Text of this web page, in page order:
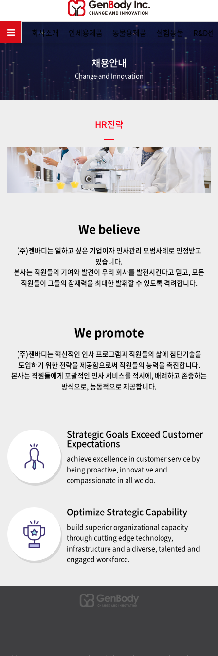
메인
회사소개 인체용제품 동물용제품 실험동물 R&D센
채용안내
Change and Innovation
HR전략
We believe
(주)젠바디는 일하고 싶은 기업이자 인사관리 모범사례로 인정받고
있습니다.
본사는 직원들의 기여와 발견이 우리 회사를 발전시킨다고 믿고, 모든
직원들이 그들의 잠재력을 최대한 발휘할 수 있도록 격려합니다.
We promote
(주)젠바디는 혁신적인 인사 프로그램과 직원들의 삶에 첨단기술을
도입하기 위한 전략을 제공함으로써 직원들의 능력을 촉진합니다.
본사는 직원들에게 포괄적인 인사 서비스를 적시에, 배려하고 존중하는
방식으로, 능동적으로 제공합니다.
Strategic Goals Exceed Customer
Expectations
achieve excellence in customer service by
being proactive, innovative and
compassionate in all we do.
Optimize Strategic Capability
build superior organizational capacity
through cutting edge technology,
infrastructure and a diverse, talented and
engaged workforce.